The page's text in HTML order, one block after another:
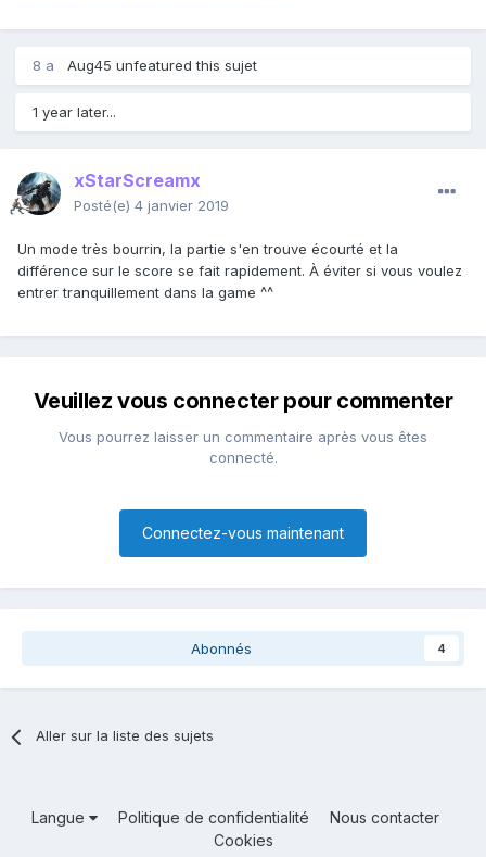
8 a Aug45 unfeatured this sujet
1 year later...
xStarScreamx
Posté(e) 4 janvier 2019
Un mode très bourrin, la partie s'en trouve écourté et la
différence sur le score se fait rapidement. À éviter si vous voulez
entrer tranquillement dans la game ^^
Veuillez vous connecter pour commenter
Vous pourrez laisser un commentaire après vous êtes
connecté.
Connectez-vous maintenant
Abonnés 4
Aller sur la liste des sujets
Langue Politique de confidentialité
Nous contacter
Cookies